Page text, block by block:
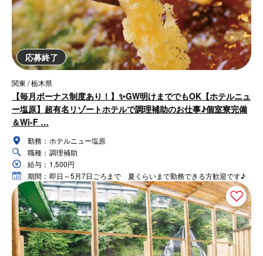
応募終了
関東 / 栃木県
【毎月ボーナス制度あり！】✨GW明けまででもOK【ホテルニュ
ー塩原】超有名リゾートホテルで調理補助のお仕事♪個室寮完備
＆Wi-F …
勤務： ホテルニュー塩原
職種： 調理補助
給与： 1,500円
期間： 即日～5月7日ごろまで 夏くらいまで勤務できる方歓迎です♪